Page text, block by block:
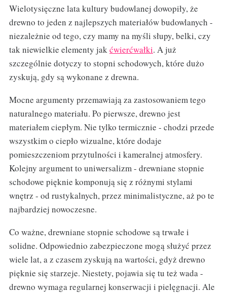
Wielotysięczne lata kultury budowlanej dowopiły, że
drewno to jeden z najlepszych materiałów budowlanych -
niezależnie od tego, czy mamy na myśli słupy, belki, czy
tak niewielkie elementy jakćwierćwałki. A już
szczególnie dotyczy to stopni schodowych, które dużo
zyskują, gdy są wykonane z drewna.
Mocne argumenty przemawiają za zastosowaniem tego
naturalnego materiału. Po pierwsze, drewno jest
materiałem ciepłym. Nie tylko termicznie - chodzi przede
wszystkim o ciepło wizualne, które dodaje
pomieszczeniom przytulności i kameralnej atmosfery.
Kolejny argument to uniwersalizm - drewniane stopnie
schodowe pięknie komponują się z różnymi stylami
wnętrz - od rustykalnych, przez minimalistyczne, aż po te
najbardziej nowoczesne.
Co ważne, drewniane stopnie schodowe są trwałe i
solidne. Odpowiednio zabezpieczone mogą służyć przez
wiele lat, a z czasem zyskują na wartości, gdyż drewno
pięknie się starzeje. Niestety, pojawia się tu też wada -
drewno wymaga regularnej konserwacji i pielęgnacji. Ale